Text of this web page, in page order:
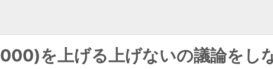
を上げる上げないの議論をし